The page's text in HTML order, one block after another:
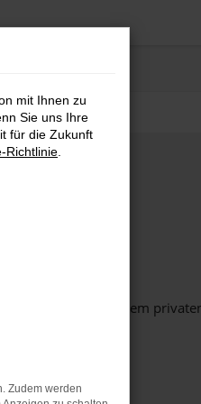
oder in einem
werden.
mit Ihnen zu
Sie uns Ihre
für die Zukunft
Richtlinie
Zudem werden